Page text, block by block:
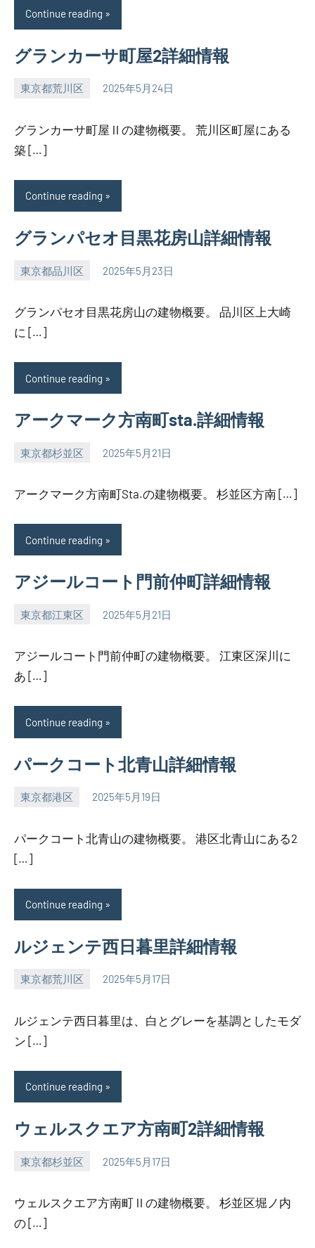
Continue reading
グランカーサ町屋2詳細情報
東京都荒川区 2025年5月24日
SEZIMO
グランカーサ町屋Ⅱの建物概要。 荒川区町屋にある
築 […]
Continue reading
グランパセオ目黒花房山詳細情報
東京都品川区 2025年5月23日
SEZIMO
グランパセオ目黒花房山の建物概要。 品川区上大崎
に […]
Continue reading
アークマーク方南町sta.詳細情報
東京都杉並区 2025年5月21日
SEZIMO
アークマーク方南町Sta.の建物概要。 杉並区方南 […]
Continue reading
アジールコート門前仲町詳細情報
東京都江東区 2025年5月21日
SEZIMO
アジールコート門前仲町の建物概要。 江東区深川に
あ […]
Continue reading
パークコート北青山詳細情報
東京都港区 2025年5月19日
SEZIMO
パークコート北青山の建物概要。 港区北青山にある2
[…]
Continue reading
ルジェンテ西日暮里詳細情報
東京都荒川区 2025年5月17日
SEZIMO
ルジェンテ西日暮里は、白とグレーを基調としたモダ
ン […]
Continue reading
ウェルスクエア方南町2詳細情報
東京都杉並区 2025年5月17日
SEZIMO
ウェルスクエア方南町Ⅱの建物概要。 杉並区堀ノ内
の […]